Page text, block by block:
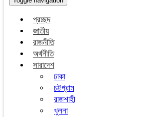
প্রচ্ছদ
জাতীয়
রাজনীতি
অর্থনীতি
সারাদেশ
ঢাকা
চট্টগ্রাম
রাজশাহী
খুলনা